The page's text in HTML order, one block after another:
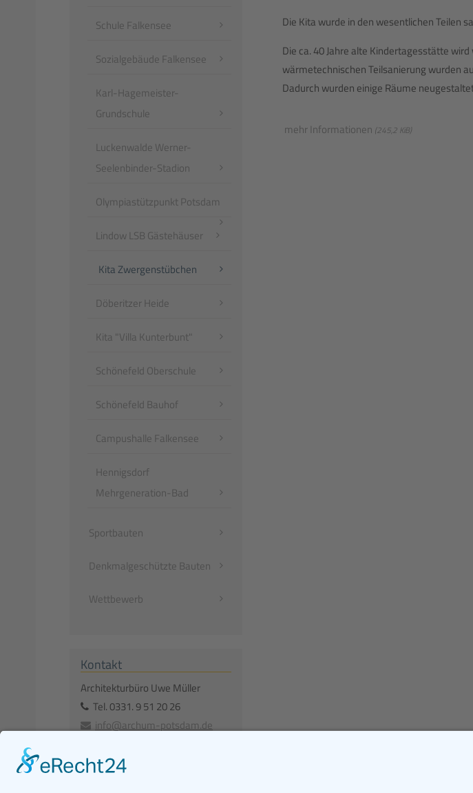
Die Kita wurde in den wesentlichen Teilen
Die ca. 40 Jahre alte Kindertagesstätte
wärmetechnischen Teilsanierung wurden
Dadurch wurden einige Räume
mehr Informationen (245,2 KiB)
Schule Falkensee
Sozialgebäude Falkensee
Karl-Hagemeister-
Grundschule
Luckenwalde Werner-
Seelenbinder-Stadion
Olympiastützpunkt Potsdam
Lindow LSB Gästehäuser
Kita Zwergenstübchen
Döberitzer Heide
Kita "Villa Kunterbunt"
Schönefeld Oberschule
Schönefeld Bauhof
Campushalle Falkensee
Hennigsdorf
Mehrgeneration-Bad
Sportbauten
Denkmalgeschützte Bauten
Wettbewerb
Kontakt
Architekturbüro Uwe Müller
Tel.0331. 9 51 20 26
info@archum-potsdam.de